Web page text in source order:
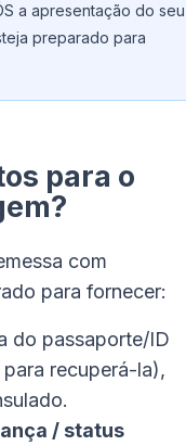
a apresentação do seu
preparado para
para o
com
para fornecer:
do passaporte/ID
recuperá-la),
/ status